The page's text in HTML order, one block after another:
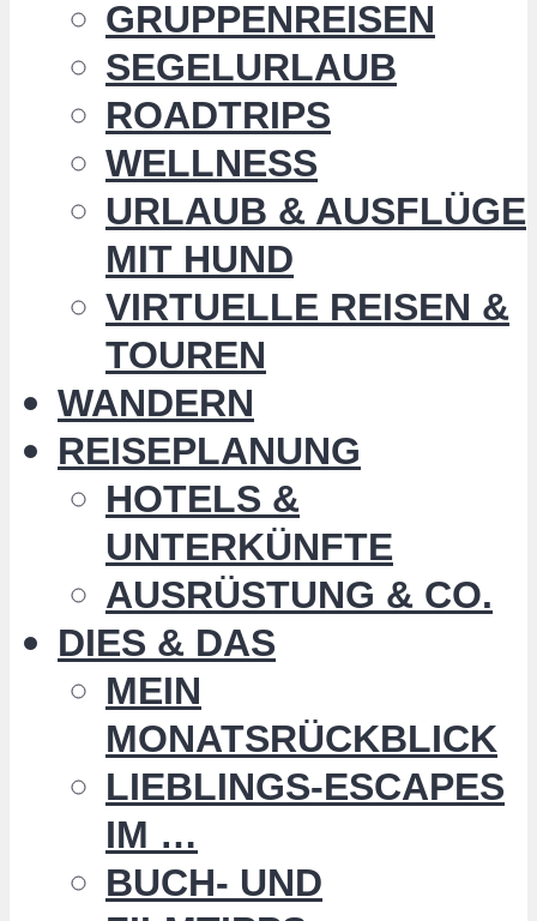
GRUPPENREISEN
SEGELURLAUB
ROADTRIPS
WELLNESS
URLAUB & AUSFLÜGE
MIT HUND
VIRTUELLE REISEN &
TOUREN
WANDERN
REISEPLANUNG
HOTELS &
UNTERKÜNFTE
AUSRÜSTUNG & CO.
DIES & DAS
MEIN
MONATSRÜCKBLICK
LIEBLINGS-ESCAPES
IM …
BUCH- UND